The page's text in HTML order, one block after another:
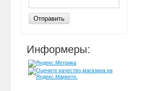
Отправить
Информеры: